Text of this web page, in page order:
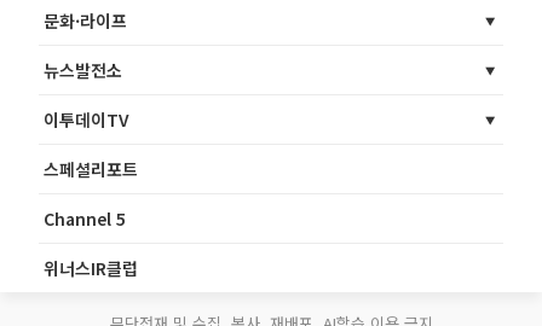
문화·라이프
뉴스발전소
이투데이TV
스페셜리포트
Channel 5
위너스IR클럽